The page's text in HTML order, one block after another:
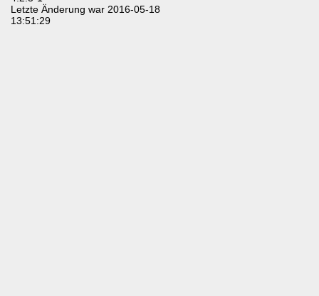
Letzte Änderung war 2016-05-18
13:51:29